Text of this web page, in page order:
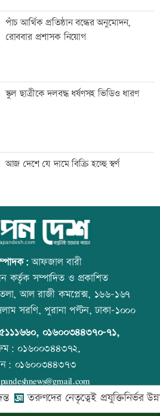
এসএসসির ফলাফল সোমবার, যেভাবে পাবে
পরীক্ষার্থীরা
সিঙ্গাপুর গেলেন পররাষ্ট্র প্রতিমন্ত্রী
মাতারবাড়ি পৌঁছেছেন প্রধানমন্ত্রী
ওবায়দুল কাদেরসহ ৭ আসামির বিরুদ্ধে
ট্রাইব্যুনালে তৃতীয় দিনের যুক্তিতর্ক আজ
বিদেশ পালানোর সময় বড় সাজ্জাদের ভাই
আটক
বাবাকে শেষ বিদায় জানাতে রোজারিওতে
মেসি
পাঁচ আর্থিক প্রতিষ্ঠান বন্ধের অনুমোদন,
রোববার প্রশাসক নিয়োগ
স্কুল ছাত্রীকে দলবদ্ধ ধর্ষণসহ ভিডিও ধারণ
আজ দেশে যে দামে বিক্রি হচ্ছে স্বর্ণ
আজ বিশ্ব বন্ধু দিবস
কোরআন-হাদিসে নামাজ না পড়ার শাস্তি
আজ স্বর্ণ-রুপা যে দামে বিক্রি হচ্ছে
আফজাল বারী
কর্তৃক সম্পাদিত ও প্রকাশিত
আল রাজী কমপ্লেক্স, ১৬৬-১৬৭
সরণি, পুরানা পল্টন, ঢাকা-১০০০
, ০১৬০০৩৪৪৩৭০-৭১,
০১৬০০৩৪৪৩৭২,
০১৬০০৩৪৪৩৭৩
কর্তৃক সর্বসত্ব ® সংরক্ষিত | উন্নয়নে
নেতৃত্বেই প্রযুক্তিনির্ভর উন্নয়ন হবে: